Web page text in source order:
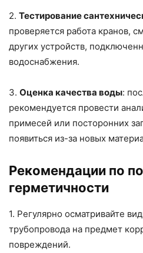
2. Тестирование
проверяется работа кранов,
других устройств,
водоснабжения.
3. Оценка качества воды:
рекомендуется провести
примесей или посторонних
появиться из-за новых
Рекомендации по
герметичности
1. Регулярно осматривайте
трубопровода на предмет
повреждений.